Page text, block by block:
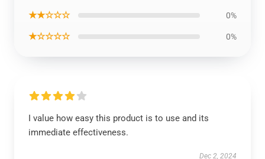
★★☆☆☆ 0%
★☆☆☆☆ 0%
I value how easy this product is to use and its
immediate effectiveness.
Dec 2, 2024